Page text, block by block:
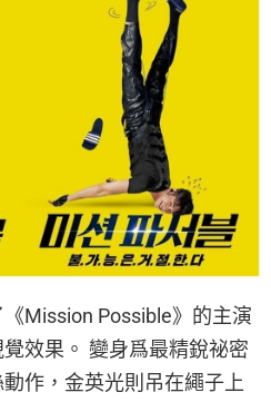
Mission Possible》的主演
效果。 變身爲最精銳祕密
作，金英光則吊在繩子上